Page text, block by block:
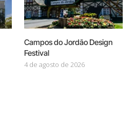
Campos do Jordão Design
Festival
4 de agosto de 2026